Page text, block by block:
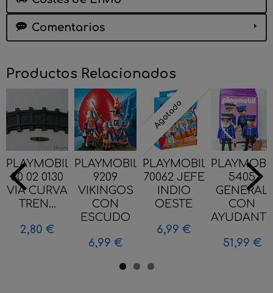
Comentarios
Productos Relacionados
PLAYMOBIL
30 02 0130
VIA CURVA
TREN...
2,80 €
PLAYMOBIL
9209
VIKINGOS
CON
ESCUDO
6,99 €
Agotado
PLAYMOBIL
70062 JEFE
INDIO
OESTE
6,99 €
5405
GENERAL
CON
51,99 €